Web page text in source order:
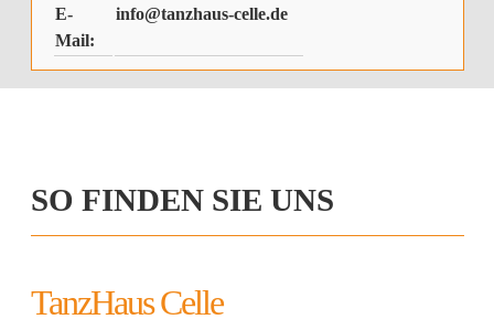
E-
Mail:
info@tanzhaus-celle.de
SO FINDEN SIE UNS
TanzHaus Celle